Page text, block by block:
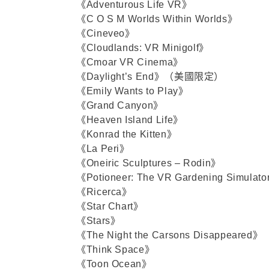
《Adventurous Life VR》
《C O S M Worlds Within Worlds》
《Cineveo》
《Cloudlands: VR Minigolf》
《Cmoar VR Cinema》
《Daylight’s End》（美國限定）
《Emily Wants to Play》
《Grand Canyon》
《Heaven Island Life》
《Konrad the Kitten》
《La Peri》
《Oneiric Sculptures – Rodin》
《Potioneer: The VR Gardening
《Ricerca》
《Star Chart》
《Stars》
《The Night the Carsons Disappeared》
《Think Space》
《Toon Ocean》